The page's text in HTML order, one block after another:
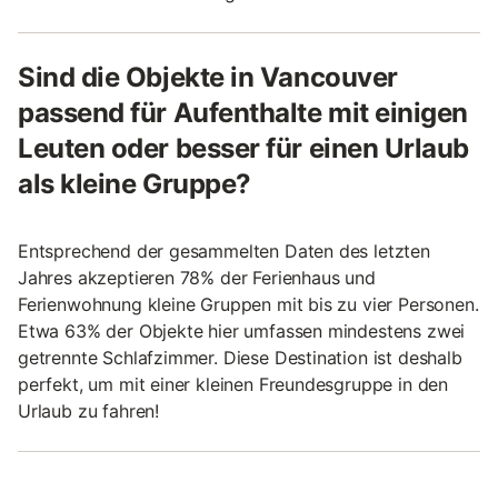
Sind die Objekte in Vancouver
passend für Aufenthalte mit einigen
Leuten oder besser für einen Urlaub
als kleine Gruppe?
Entsprechend der gesammelten Daten des letzten
Jahres akzeptieren 78% der Ferienhaus und
Ferienwohnung kleine Gruppen mit bis zu vier Personen.
Etwa 63% der Objekte hier umfassen mindestens zwei
getrennte Schlafzimmer. Diese Destination ist deshalb
perfekt, um mit einer kleinen Freundesgruppe in den
Urlaub zu fahren!